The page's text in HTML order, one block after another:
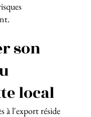
son
local
à l'export réside